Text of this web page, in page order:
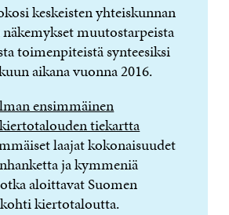
keskeisten yhteiskunnan
muutostarpeista
toimenpiteistä synteesiksi
aikana vuonna 2016.
ensimmäinen
tiekartta
laajat kokonaisuudet
ja kymmeniä
aloittavat Suomen
kiertotaloutta.